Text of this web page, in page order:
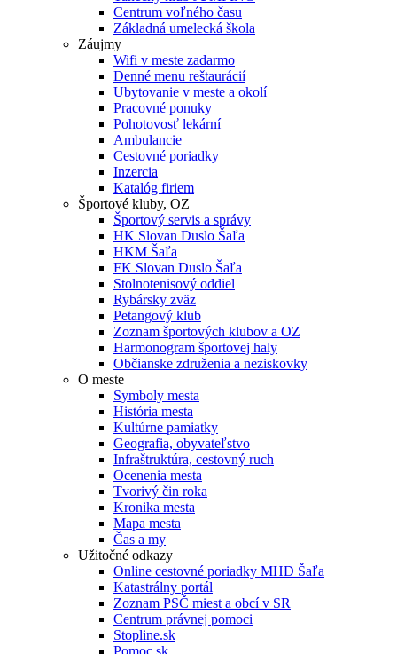
Centrum voľného času
Základná umelecká škola
Záujmy
Wifi v meste zadarmo
Denné menu reštaurácií
Ubytovanie v meste a okolí
Pracovné ponuky
Pohotovosť lekární
Ambulancie
Cestovné poriadky
Inzercia
Katalóg firiem
Športové kluby, OZ
Športový servis a správy
HK Slovan Duslo Šaľa
HKM Šaľa
FK Slovan Duslo Šaľa
Stolnotenisový oddiel
Rybársky zväz
Petangový klub
Zoznam športových klubov a OZ
Harmonogram športovej haly
Občianske združenia a neziskovky
O meste
Symboly mesta
História mesta
Kultúrne pamiatky
Geografia, obyvateľstvo
Infraštruktúra, cestovný ruch
Ocenenia mesta
Tvorivý čin roka
Kronika mesta
Mapa mesta
Čas a my
Užitočné odkazy
Online cestovné poriadky MHD Šaľa
Katastrálny portál
Zoznam PSČ miest a obcí v SR
Centrum právnej pomoci
Stopline.sk
Pomoc.sk